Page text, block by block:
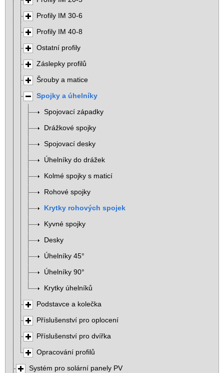
Profily IM 30-6
Profily IM 40-8
Ostatní profily
Záslepky profilů
Šrouby a matice
Spojky a úhelníky
Spojovací západky
Drážkové spojky
Spojovací desky
Úhelníky do drážek
Kolmé spojky s maticí
Rohové spojky
Krytky rohových spojek
Kyvné spojky
Desky
Úhelníky 45°
Úhelníky 90°
Krytky úhelníků
Podstavce a kolečka
Příslušenství pro oplocení
Příslušenství pro dvířka
Opracování profilů
Systém pro solární panely PV